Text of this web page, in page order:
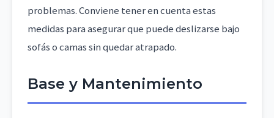
problemas. Conviene tener en cuenta estas
medidas para asegurar que puede deslizarse bajo
sofás o camas sin quedar atrapado.
Base y Mantenimiento